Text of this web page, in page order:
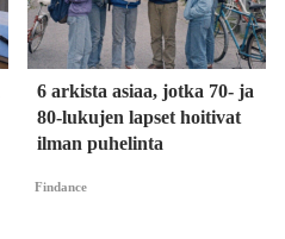
6 arkista asiaa, jotka 70- ja
80-lukujen lapset hoitivat
ilman puhelinta
Findance